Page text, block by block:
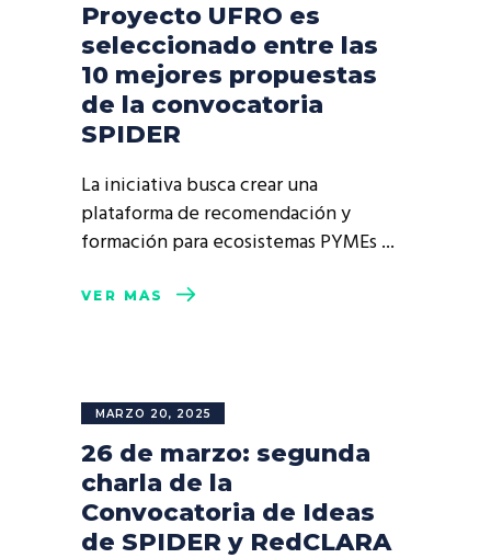
Proyecto UFRO es
seleccionado entre las
10 mejores propuestas
de la convocatoria
SPIDER
La iniciativa busca crear una
plataforma de recomendación y
formación para ecosistemas PYMEs
VER MÁS
MARZO 20, 2025
26 de marzo: segunda
charla de la
Convocatoria de Ideas
de SPIDER y RedCLARA